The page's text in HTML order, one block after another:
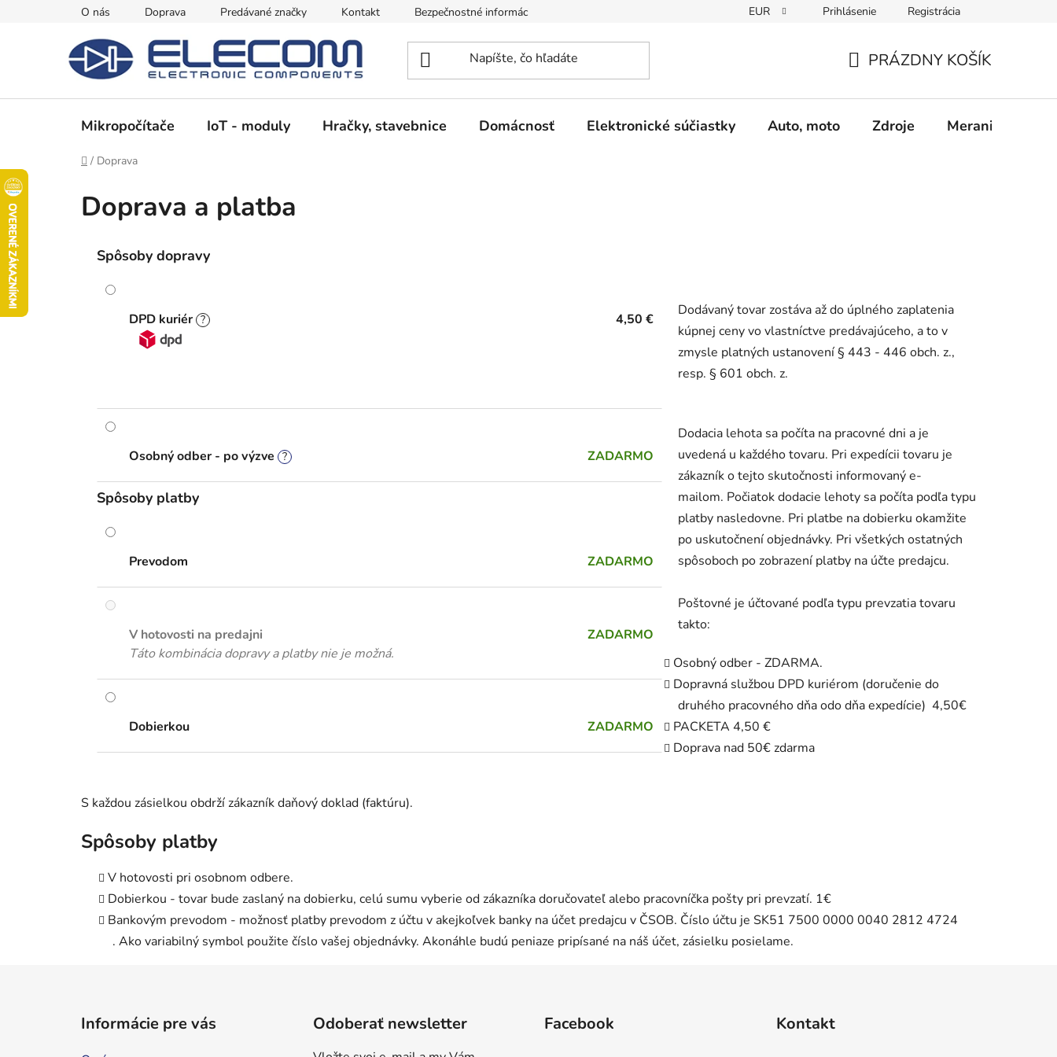
O nás Doprava Predávané značky Kontakt Bezpečnostné informácie Obchodné podmienky Podmienky ochrany osobných údajov
EUR Prihlásenie Registrácia
KOŠÍK
PRÁZDNY KOŠÍK
Mikropočítače IoT - moduly Hračky, stavebnice Domácnosť Elektronické súčiastky Auto, moto Zdroje Meranie -
Domov
/ Doprava
Doprava a platba
Spôsoby dopravy
DPD kuriér ? 4,50 €
Osobný odber - po výzve ? ZADARMO
Spôsoby platby
Prevodom ZADARMO
V hotovosti na predajni
Táto kombinácia dopravy a platby nie je možná.
ZADARMO
Dobierkou ZADARMO
Dodávaný tovar zostáva až do úplného zaplatenia
kúpnej ceny vo vlastníctve predávajúceho, a to v
zmysle platných ustanovení § 443 - 446 obch. z.,
resp. § 601 obch. z.
Dodacia lehota sa počíta na pracovné dni a je
uvedená u každého tovaru. Pri expedícii tovaru je
zákazník o tejto skutočnosti informovaný e-
mailom. Počiatok dodacie lehoty sa počíta podľa typu
platby nasledovne. Pri platbe na dobierku okamžite
po uskutočnení objednávky. Pri všetkých ostatných
spôsoboch po zobrazení platby na účte predajcu.
Poštovné je účtované podľa typu prevzatia tovaru
takto:
Osobný odber - ZDARMA.
Dopravná službou DPD kuriérom (doručenie do
druhého pracovného dňa odo dňa expedície) 4,50€
PACKETA 4,50 €
Doprava nad 50€ zdarma
S každou zásielkou obdrží zákazník daňový doklad (faktúru).
Spôsoby platby
V hotovosti pri osobnom odbere.
Dobierkou - tovar bude zaslaný na dobierku, celú sumu vyberie od zákazníka doručovateľ alebo pracovníčka pošty pri prevzatí. 1€
Bankovým prevodom - možnosť platby prevodom z účtu v akejkoľvek banky na účet predajcu v ČSOB. Číslo účtu je SK51 7500 0000 0040 2812 4724
. Ako variabilný symbol použite číslo vašej objednávky. Akonáhle budú peniaze pripísané na náš účet, zásielku posielame.
Informácie pre vás Odoberať newsletter Facebook Kontakt